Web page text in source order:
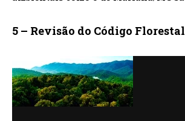
5 – Revisão do Código Florestal